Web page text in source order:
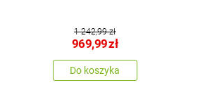
1 242,99 zł
969,99zł
Do koszyka